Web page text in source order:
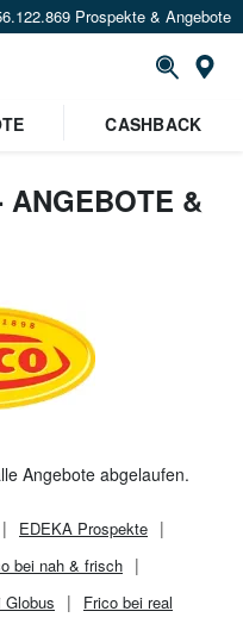
Prospekte & Angebote
CASHBACK
ANGEBOTE &
Angebote abgelaufen.
EDEKA Prospekte
bei nah & frisch
Globus Frico bei real